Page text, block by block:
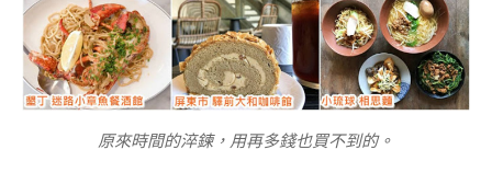
原來時間的淬鍊，用再多錢也買不到的。